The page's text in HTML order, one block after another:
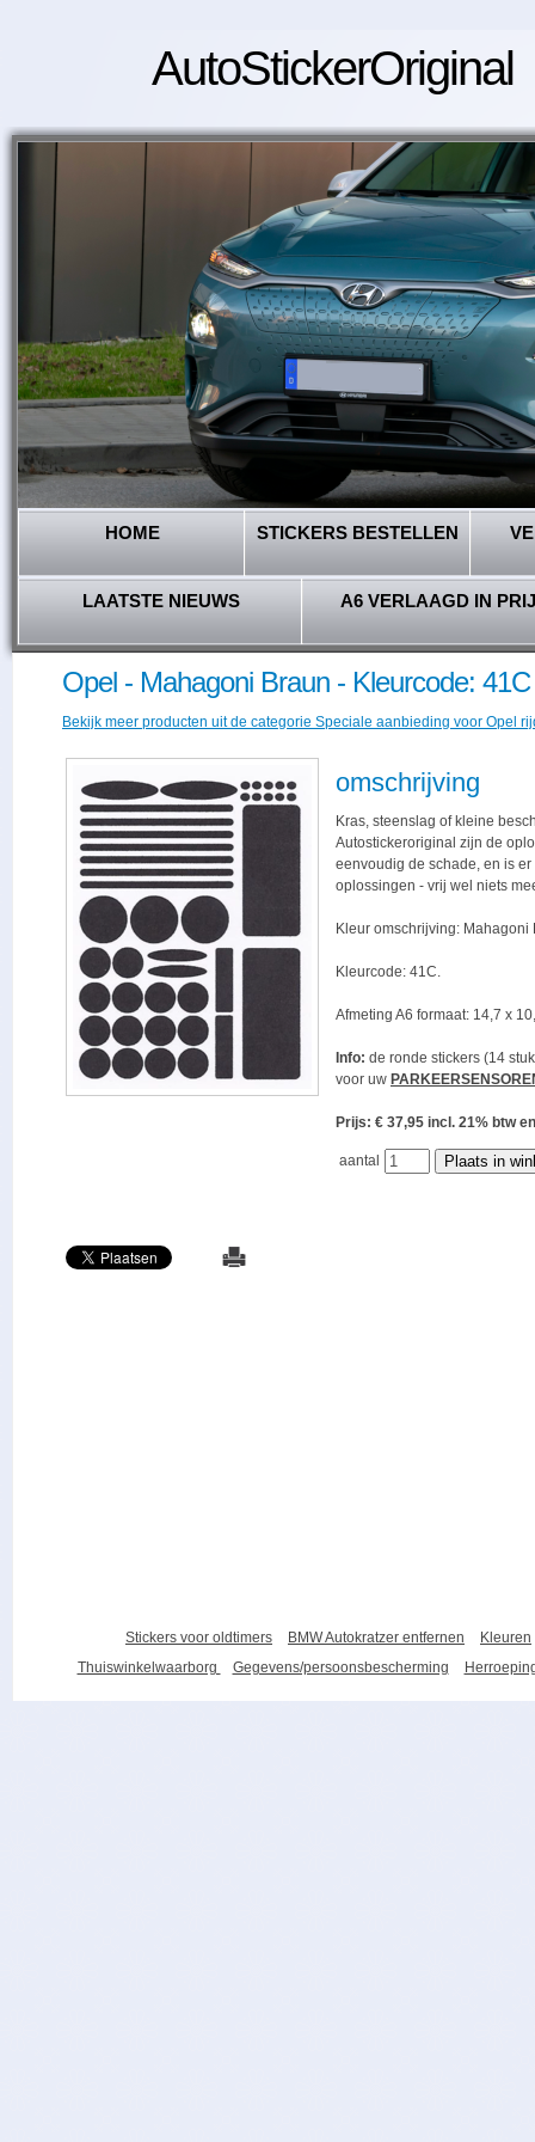
AutoStickerOriginal
HOME STICKERS BESTELLEN
LAATSTE NIEUWS A6 VERLAAGD IN
Opel - Mahagoni Braun - Kleurcode: 41C
Bekijk meer producten uit de categorie Speciale aanbieding voor Opel
omschrijving
Kras, steenslag of kleine
Autostickeroriginal zijn de
eenvoudig de schade, en is
oplossingen - vrij wel niets
Kleur omschrijving: Mahagoni
Kleurcode: 41C.
Afmeting A6 formaat: 14,7 x
Info: de ronde stickers (14
voor uw
Prijs: € 37,95 incl. 21% btw
aantal
Stickers voor oldtimers BMW Autokratzer entfernen
Kleuren
Thuiswinkelwaarborg
Gegevens/persoonsbescherming